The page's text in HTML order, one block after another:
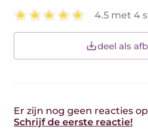
4.5 met 4
deel als
Er zijn nog geen reacties
Schrijf de eerste reactie!